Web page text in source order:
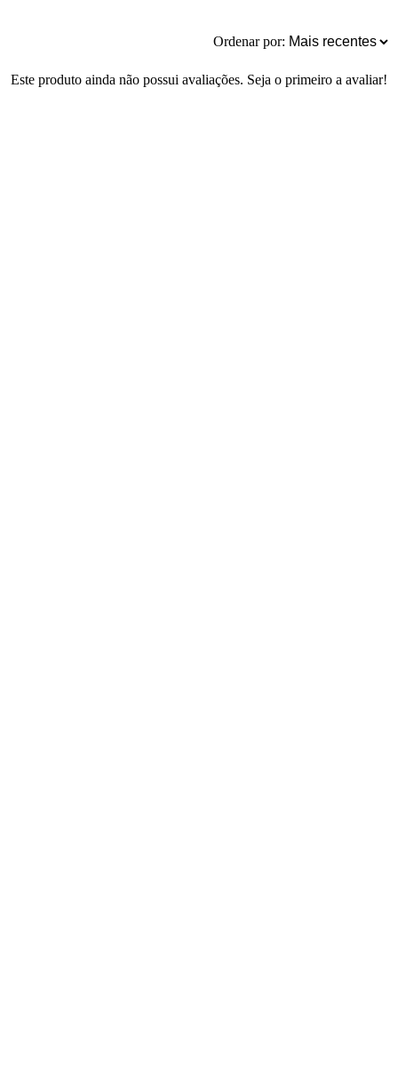
Ordenar por:
Este produto ainda não possui avaliações. Seja o primeiro a avaliar!